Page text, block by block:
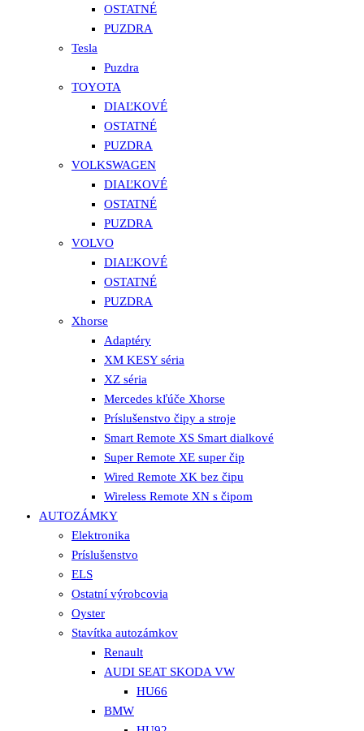
OSTATNÉ
PUZDRA
Tesla
Puzdra
TOYOTA
DIAĽKOVÉ
OSTATNÉ
PUZDRA
VOLKSWAGEN
DIAĽKOVÉ
OSTATNÉ
PUZDRA
VOLVO
DIAĽKOVÉ
OSTATNÉ
PUZDRA
Xhorse
Adaptéry
XM KESY séria
XZ séria
Mercedes kľúče Xhorse
Príslušenstvo čipy a stroje
Smart Remote XS Smart dialkové
Super Remote XE super čip
Wired Remote XK bez čipu
Wireless Remote XN s čipom
AUTOZÁMKY
Elektronika
Príslušenstvo
ELS
Ostatní výrobcovia
Oyster
Stavítka autozámkov
Renault
AUDI SEAT SKODA VW
HU66
BMW